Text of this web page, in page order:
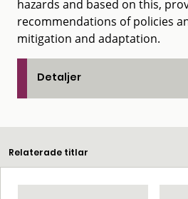
hazards and based on this,
recommendations of policies
mitigation and adaptation.
Detaljer
Relaterade titlar